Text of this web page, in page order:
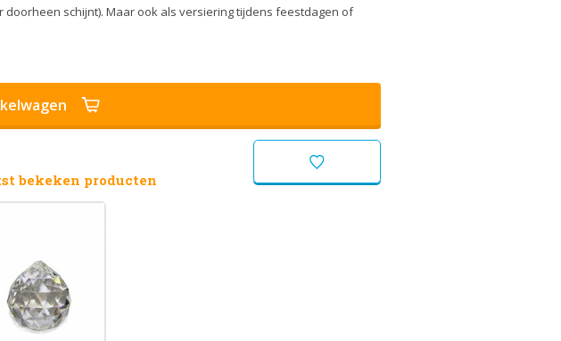
schijnt). Maar ook als versiering tijdens feestdagen of
bekeken producten